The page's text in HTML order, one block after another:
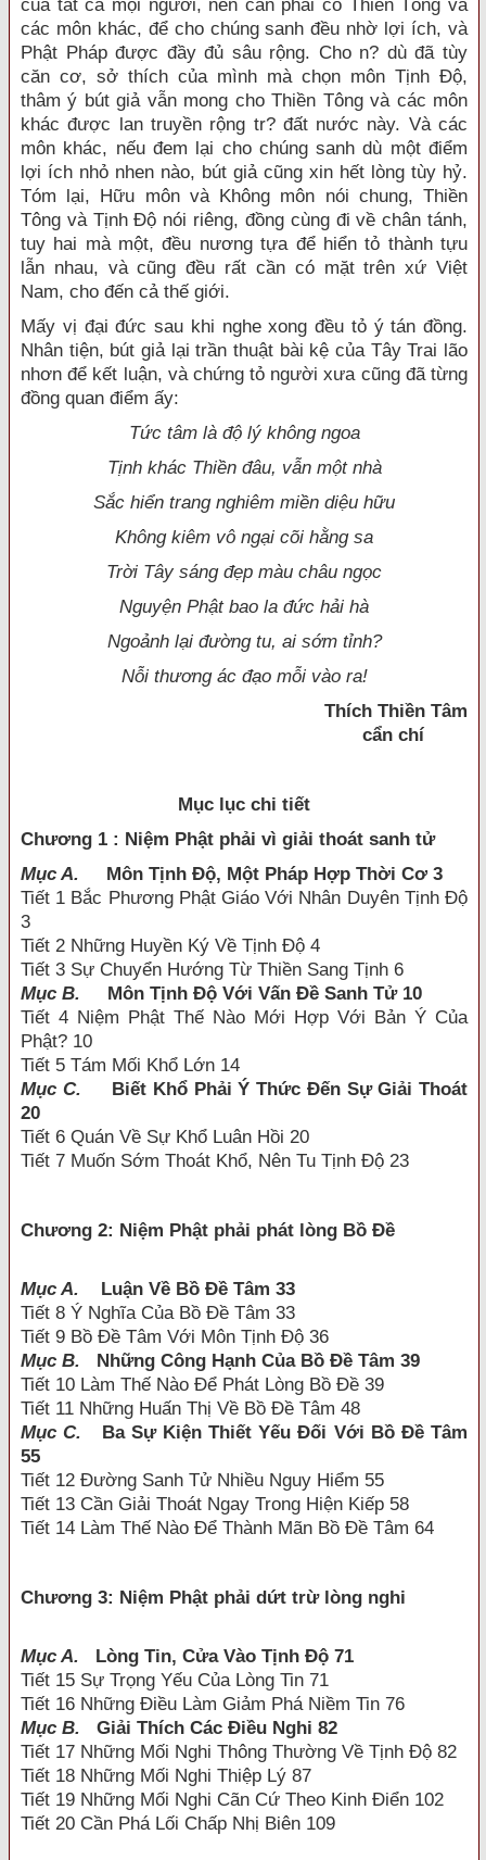
của tất cả mọi người, nên cần phải có Thiền Tông và
các môn khác, để cho chúng sanh đều nhờ lợi ích, và
Phật Pháp được đầy đủ sâu rộng. Cho n? dù đã tùy
căn cơ, sở thích của mình mà chọn môn Tịnh Độ,
thâm ý bút giả vẫn mong cho Thiền Tông và các môn
khác được lan truyền rộng tr? đất nước này. Và các
môn khác, nếu đem lại cho chúng sanh dù một điểm
lợi ích nhỏ nhen nào, bút giả cũng xin hết lòng tùy hỷ.
Tóm lại, Hữu môn và Không môn nói chung, Thiền
Tông và Tịnh Độ nói riêng, đồng cùng đi về chân tánh,
tuy hai mà một, đều nương tựa để hiển tỏ thành tựu
lẫn nhau, và cũng đều rất cần có mặt trên xứ Việt
Nam, cho đến cả thế giới.
Mấy vị đại đức sau khi nghe xong đều tỏ ý tán đồng.
Nhân tiện, bút giả lại trần thuật bài kệ của Tây Trai lão
nhơn để kết luận, và chứng tỏ người xưa cũng đã từng
đồng quan điểm ấy:
Tức tâm là độ lý không ngoa
Tịnh khác Thiền đâu, vẫn một nhà
Sắc hiển trang nghiêm miền diệu hữu
Không kiêm vô ngại cõi hằng sa
Trời Tây sáng đẹp màu châu ngọc
Nguyện Phật bao la đức hải hà
Ngoảnh lại đường tu, ai sớm tỉnh?
Nỗi thương ác đạo mỗi vào ra!
Thích Thiền Tâm
cẩn chí
Mục lục chi tiết
Chương 1 : Niệm Phật phải vì giải thoát sanh tử
Mục A. Môn Tịnh Độ, Một Pháp Hợp Thời Cơ 3
Tiết 1 Bắc Phương Phật Giáo Với Nhân Duyên Tịnh Độ
3
Tiết 2 Những Huyền Ký Về Tịnh Độ 4
Tiết 3 Sự Chuyển Hướng Từ Thiền Sang Tịnh 6
Mục B. Môn Tịnh Độ Với Vấn Đề Sanh Tử 10
Tiết 4 Niệm Phật Thế Nào Mới Hợp Với Bản Ý Của
Phật? 10
Tiết 5 Tám Mối Khổ Lớn 14
Mục C. Biết Khổ Phải Ý Thức Đến Sự Giải Thoát
20
Tiết 6 Quán Về Sự Khổ Luân Hồi 20
Tiết 7 Muốn Sớm Thoát Khổ, Nên Tu Tịnh Độ 23
Chương 2: Niệm Phật phải phát lòng Bồ Đề
Mục A. Luận Về Bồ Đề Tâm 33
Tiết 8 Ý Nghĩa Của Bồ Đề Tâm 33
Tiết 9 Bồ Đề Tâm Với Môn Tịnh Độ 36
Mục B. Những Công Hạnh Của Bồ Đề Tâm 39
Tiết 10 Làm Thế Nào Để Phát Lòng Bồ Đề 39
Tiết 11 Những Huấn Thị Về Bồ Đề Tâm 48
Mục C. Ba Sự Kiện Thiết Yếu Đối Với Bồ Đề Tâm
55
Tiết 12 Đường Sanh Tử Nhiều Nguy Hiểm 55
Tiết 13 Cần Giải Thoát Ngay Trong Hiện Kiếp 58
Tiết 14 Làm Thế Nào Để Thành Mãn Bồ Đề Tâm 64
Chương 3: Niệm Phật phải dứt trừ lòng nghi
Mục A. Lòng Tin, Cửa Vào Tịnh Độ 71
Tiết 15 Sự Trọng Yếu Của Lòng Tin 71
Tiết 16 Những Điều Làm Giảm Phá Niềm Tin 76
Mục B. Giải Thích Các Điều Nghi 82
Tiết 17 Những Mối Nghi Thông Thường Về Tịnh Độ 82
Tiết 18 Những Mối Nghi Thiệp Lý 87
Tiết 19 Những Mối Nghi Cãn Cứ Theo Kinh Điển 102
Tiết 20 Cần Phá Lối Chấp Nhị Biên 109